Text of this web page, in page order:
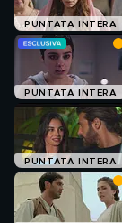
PUNTATA INTERA
PUNTATA INTERA
PUNTATA INTERA